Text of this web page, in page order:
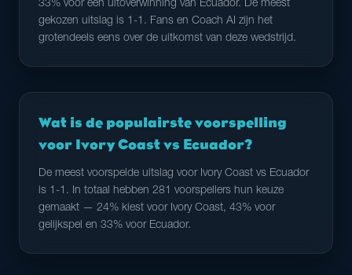
33% voor een uitoverwinning van Ecuador. De meest
gekozen uitslag is 1-1. Fans en Coach AI zijn het
grotendeels eens over de uitkomst van deze wedstrijd.
Wat is de populairste voorspelling
voor Ivory Coast vs Ecuador?
De meest voorspelde uitslag voor Ivory Coast vs Ecuador
is 1-1. In totaal hebben 281 voorspellers hun keuze
gemaakt — 24% kiest voor Ivory Coast, 43% voor
gelijkspel en 33% voor Ecuador.